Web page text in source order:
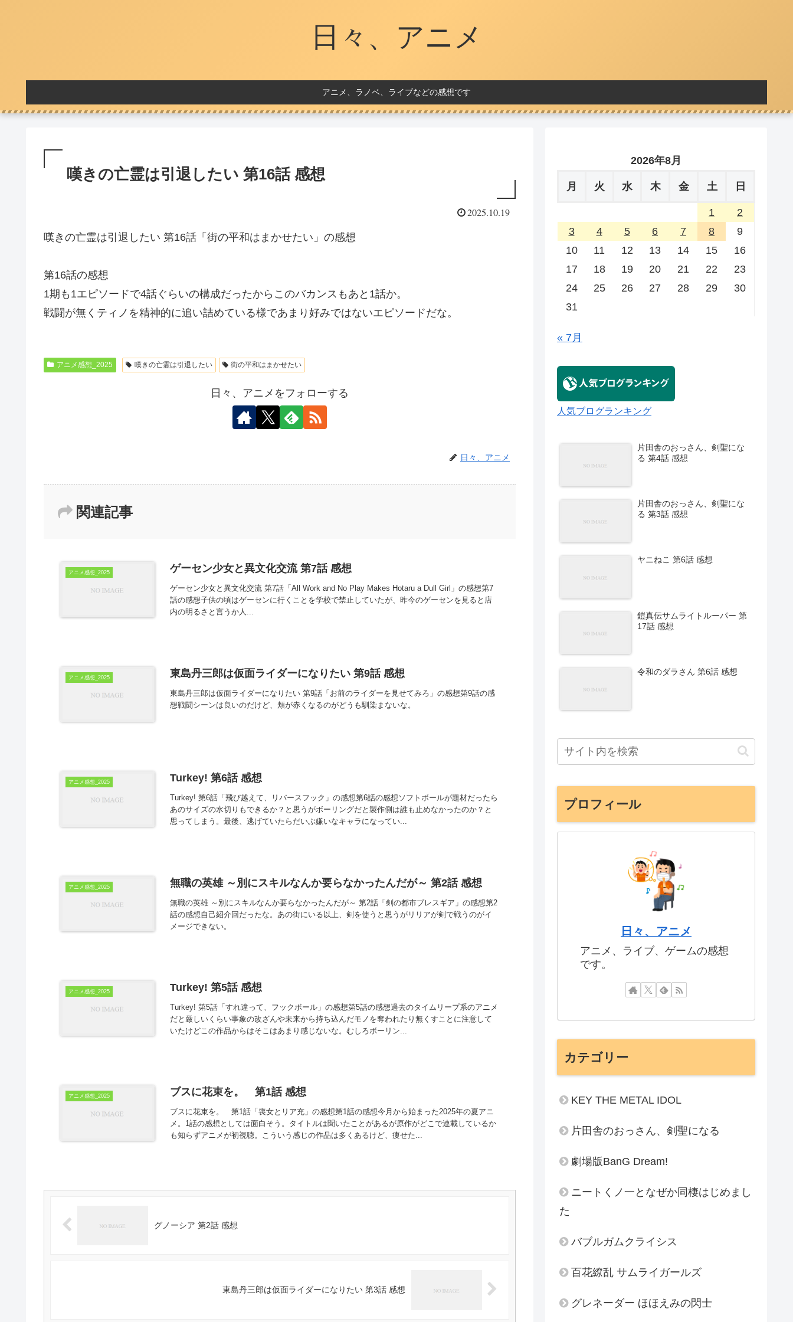
日々、アニメ
アニメ、ラノベ、ライブなどの感想です
嘆きの亡霊は引退したい 第16話 感想
2025.10.19
嘆きの亡霊は引退したい 第16話「街の平和はまかせたい」の感想
第16話の感想
1期も1エピソードで4話ぐらいの構成だったからこのバカンスもあと1話か。
戦闘が無くティノを精神的に追い詰めている様であまり好みではないエピソードだな。
アニメ感想_2025 嘆きの亡霊は引退したい 街の平和はまかせたい
日々、アニメをフォローする
日々、アニメ
関連記事
アニメ感想_2025 ゲーセン少女と異文化交流 第7話 感想
ゲーセン少女と異文化交流 第7話「All Work and No Play Makes Hotaru a Dull Girl」の感想第7
話の感想子供の頃はゲーセンに行くことを学校で禁止していたが、昨今のゲーセンを見ると店
内の明るさと言うか人...
アニメ感想_2025 東島丹三郎は仮面ライダーになりたい 第9話 感想
東島丹三郎は仮面ライダーになりたい 第9話「お前のライダーを見せてみろ」の感想第9話の感
想戦闘シーンは良いのだけど、頬が赤くなるのがどうも馴染まないな。
アニメ感想_2025 Turkey! 第6話 感想
Turkey! 第6話「飛び越えて、リバースフック」の感想第6話の感想ソフトボールが題材だったら
あのサイズの水切りもできるか？と思うがボーリングだと製作側は誰も止めなかったのか？と
思ってしまう。最後、逃げていたらだいぶ嫌いなキャラになってい...
アニメ感想_2025 無職の英雄 ～別にスキルなんか要らなかったんだが～ 第2話 感想
無職の英雄 ～別にスキルなんか要らなかったんだが～ 第2話「剣の都市ブレスギア」の感想第2
話の感想自己紹介回だったな。あの街にいる以上、剣を使うと思うがリリアが剣で戦うのがイ
メージできない。
アニメ感想_2025 Turkey! 第5話 感想
Turkey! 第5話「すれ違って、フックボール」の感想第5話の感想過去のタイムリープ系のアニメ
だと厳しいくらい事象の改ざんや未来から持ち込んだモノを奪われたり無くすことに注意して
いたけどこの作品からはそこはあまり感じないな。むしろボーリン...
アニメ感想_2025 ブスに花束を。 第1話 感想
ブスに花束を。 第1話「喪女とリア充」の感想第1話の感想今月から始まった2025年の夏アニ
メ。1話の感想としては面白そう。タイトルは聞いたことがあるが原作がどこで連載しているか
も知らずアニメが初視聴。こういう感じの作品は多くあるけど、痩せた...
グノーシア 第2話 感想
東島丹三郎は仮面ライダーになりたい 第3話 感想
2026年8月
月 火 水 木 金 土 日
1
2
3
4 5 6 7 8
9
10
11 12 13 14 15
16
17
18 19 20 21 22
23
24
25 26 27 28 29
30
31
« 7月
人気ブログランキング
片田舎のおっさん、剣聖にな
る 第4話 感想
片田舎のおっさん、剣聖にな
る 第3話 感想
ヤニねこ 第6話 感想
鎧真伝サムライトルーパー 第
17話 感想
令和のダラさん 第6話 感想
プロフィール
日々、アニメ
アニメ、ライブ、ゲームの感想
です。
カテゴリー
KEY THE METAL IDOL
片田舎のおっさん、剣聖になる
劇場版BanG Dream!
ニートくノ一となぜか同棲はじめまし
た
バブルガムクライシス
百花繚乱 サムライガールズ
グレネーダー ほほえみの閃士